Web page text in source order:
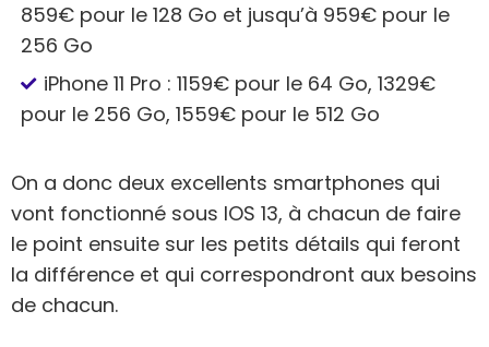
859€ pour le 128 Go et jusqu’à 959€ pour le
256 Go
iPhone 11 Pro : 1159€ pour le 64 Go, 1329€
pour le 256 Go, 1559€ pour le 512 Go
On a donc deux excellents smartphones qui
vont fonctionné sous IOS 13, à chacun de faire
le point ensuite sur les petits détails qui feront
la différence et qui correspondront aux besoins
de chacun.